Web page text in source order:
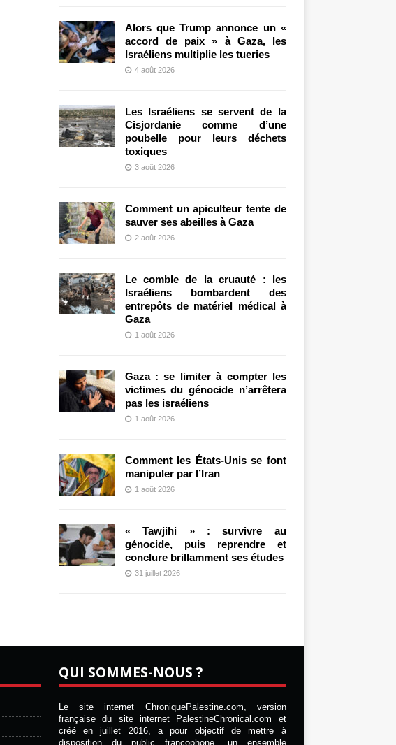
Alors que Trump annonce un «
accord de paix » à Gaza, les
Israéliens multiplie les tueries
4 août 2026
Les Israéliens se servent de la
Cisjordanie comme d’une
poubelle pour leurs déchets
toxiques
3 août 2026
Comment un apiculteur tente de
sauver ses abeilles à Gaza
2 août 2026
Le comble de la cruauté : les
Israéliens bombardent des
entrepôts de matériel médical à
Gaza
1 août 2026
Gaza : se limiter à compter les
victimes du génocide n’arrêtera
pas les israéliens
1 août 2026
Comment les États-Unis se font
manipuler par l’Iran
1 août 2026
« Tawjihi » : survivre au
génocide, puis reprendre et
conclure brillamment ses études
31 juillet 2026
QUI SOMMES-NOUS ?
Le site internet ChroniquePalestine.com, version
française du site internet PalestineChronical.com et
créé en juillet 2016, a pour objectif de mettre à
disposition du public francophone, un ensemble